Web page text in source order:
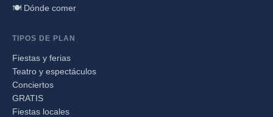
🍽️ Dónde comer
TIPOS DE PLAN
Fiestas y ferias
Teatro y espectáculos
Conciertos
GRATIS
Fiestas locales